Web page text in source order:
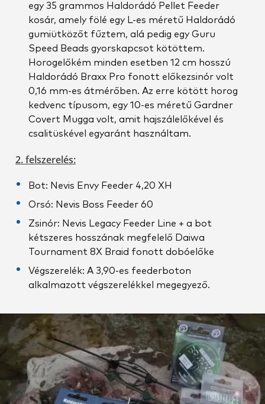
egy 35 grammos Haldorádó Pellet Feeder
kosár, amely fölé egy L-es méretű Haldorádó
gumiütközőt fűztem, alá pedig egy Guru
Speed Beads gyorskapcsot kötöttem.
Horogelőkém minden esetben 12 cm hosszú
Haldorádó Braxx Pro fonott előkezsinór volt
0,16 mm-es átmérőben. Az erre kötött horog
kedvenc típusom, egy 10-es méretű Gardner
Covert Mugga volt, amit hajszálelőkével és
csalitüskével egyaránt használtam.
2. felszerelés:
Bot: Nevis Envy Feeder 4,20 XH
Orsó: Nevis Boss Feeder 60
Zsinór: Nevis Legacy Feeder Line + a bot
kétszeres hosszának megfelelő Daiwa
Tournament 8X Braid fonott dobóelőke
Végszerelék: A 3,90-es feederboton
alkalmazott végszerelékkel megegyező.